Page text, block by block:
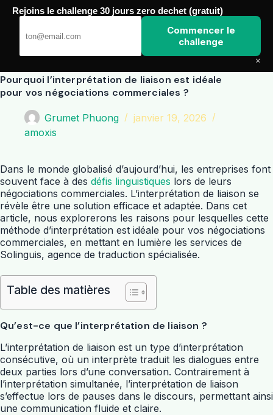
Passer
Pourquoi l’interprétation de liaison est idéale
pour vos négociations commerciales ?
Grumet Phuong
janvier 19, 2026
amoxis
Dans le monde globalisé d’aujourd’hui, les entreprises font
souvent face à des défis linguistiques lors de leurs
négociations commerciales. L’interprétation de liaison se
révèle être une solution efficace et adaptée. Dans cet
article, nous explorerons les raisons pour lesquelles cette
méthode d’interprétation est idéale pour vos négociations
commerciales, en mettant en lumière les services de
Solinguis, agence de traduction spécialisée.
Table des matières
Qu’est-ce que l’interprétation de liaison ?
L’interprétation de liaison est un type d’interprétation
consécutive, où un interprète traduit les dialogues entre
deux parties lors d’une conversation. Contrairement à
l’interprétation simultanée, l’interprétation de liaison
s’effectue lors de pauses dans le discours, permettant ainsi
une communication fluide et claire.
Rejoins le challenge 30 jours zero dechet (gratuit)
Commencer le
challenge
×